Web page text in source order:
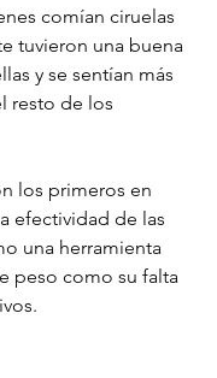
comían ciruelas
tuvieron una buena
y se sentían más
resto de los
los primeros en
efectividad de las
una herramienta
peso como su falta